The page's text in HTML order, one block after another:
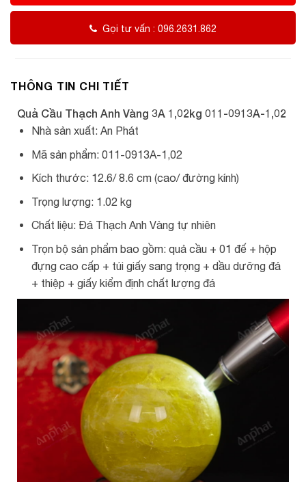
Gọi tư vấn : 096.2631.862
THÔNG TIN CHI TIẾT
Quả Cầu Thạch Anh Vàng 3A 1,02kg 011-0913A-1,02
Nhà sản xuất: An Phát
Mã sản phẩm: 011-0913A-1,02
Kích thước: 12.6/ 8.6 cm (cao/ đường kính)
Trọng lượng: 1.02 kg
Chất liệu: Đá Thạch Anh Vàng tự nhiên
Trọn bộ sản phẩm bao gồm: quả cầu + 01 đế + hộp
đựng cao cấp + túi giấy sang trọng + dầu dưỡng đá
+ thiệp + giấy kiểm định chất lượng đá